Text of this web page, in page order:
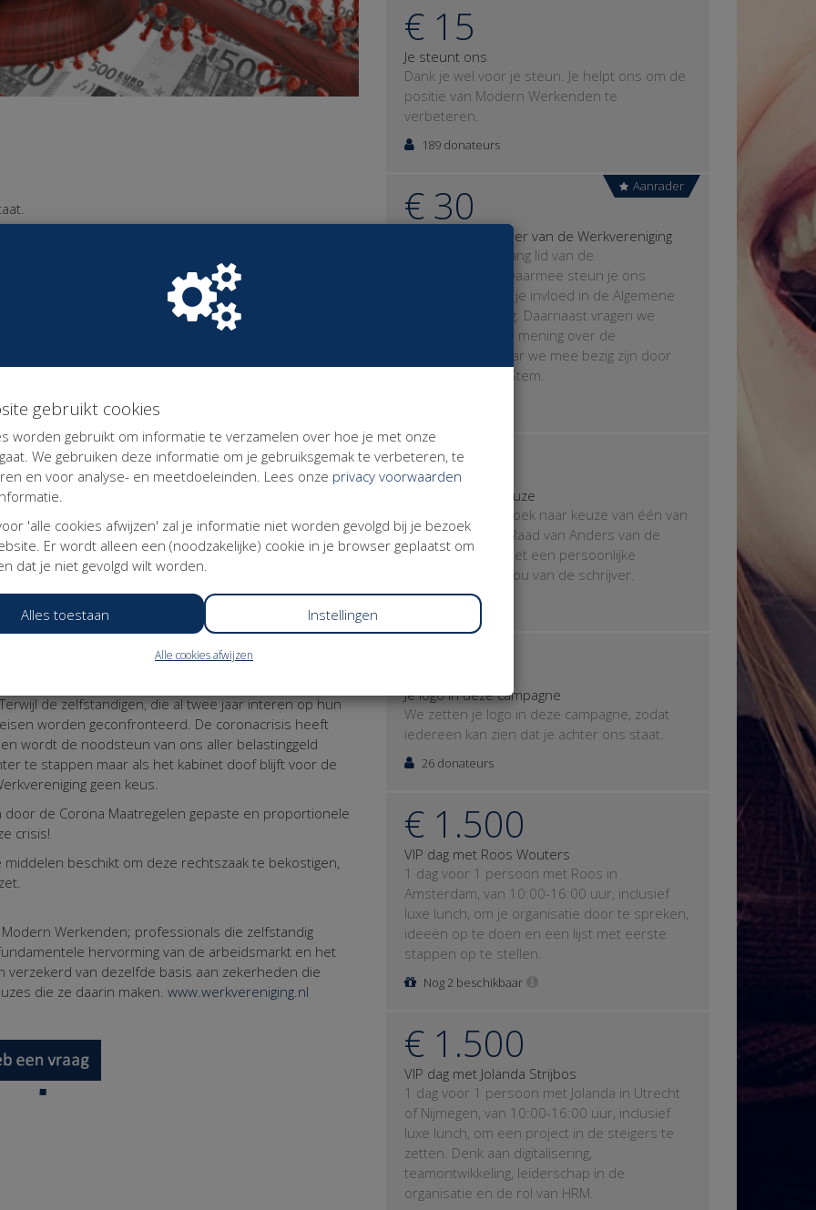
worden getroffen door de corona maatregel.
krijgen hun inkomen aangevuld tot maximaal
wordt gegarandeerd tot 3x modaal. Dit is
is en de noodsteun van ons aller
begin van de coronacrisis een nieuwe regeling op te
komen voor noodsteun als ze hun
tot 3x modaal uitbetalen (ruim een ton per
zonder personeel) geen nieuwe regeling opgetuigd.
(Bbz-light), is deze gebaseerd op een versoepelde
tot bijstandsniveau waarbij het inkomen van
jaar voor alleenstaanden en 18.000 per jaar voor
lasten
dat het kabinet er door middel van deze
werkenden op basis van de contractvorm te
smalste schouders de zwaarste lasten dragen.
gekozen om de NOW intact te laten en de eisen
de zelfstandigen, die al twee jaar interen op hun
worden geconfronteerd. De coronacrisis heeft
wordt de noodsteun van ons aller belastinggeld
te stappen maar als het kabinet doof blijft voor de
geen keus.
de Corona Maatregelen gepaste en proportionele
crisis!
beschikt om deze rechtszaak te bekostigen,
Werkenden; professionals die zelfstandig
hervorming van de arbeidsmarkt en het
verzekerd van dezelfde basis aan zekerheden die
die ze daarin maken. www.werkvereniging.nl
€ 15
Je steunt ons
Dank je wel voor je steun. Je helpt ons om de
positie van Modern Werkenden te
verbeteren.
189 donateurs
Aanrader
€ 30
Je wordt deelnemer van de Werkvereniging
Je bent een jaar lang lid van de
Werkvereniging. Daarmee steun je ons
financieel en heb je invloed in de Algemene
Ledenvergadering. Daarnaast vragen we
regelmatig naar je mening over de
onderwerpen waar we mee bezig zijn door
middel van Jouw Stem.
€ 75
Een boek naar keuze
Je ontvangt een boek naar keuze van één van
de leden van de Raad van Anders van de
Werkvereniging met een persoonlijke
boodschap voor jou van de schrijver.
21 donateurs
Je logo in deze campagne
We zetten je logo in deze campagne, zodat
iedereen kan zien dat je achter ons staat.
26 donateurs
€ 1.500
VIP dag met Roos Wouters
1 dag voor 1 persoon met Roos in
Amsterdam, van 10:00-16:00 uur, inclusief
luxe lunch, om je organisatie door te spreken,
ideeën op te doen en een lijst met eerste
stappen op te stellen.
Nog 2 beschikbaar
€ 1.500
VIP dag met Jolanda Strijbos
1 dag voor 1 persoon met Jolanda in Utrecht
of Nijmegen, van 10:00-16:00 uur, inclusief
luxe lunch, om een project in de steigers te
zetten. Denk aan digitalisering,
teamontwikkeling, leiderschap in de
organisatie en de rol van HRM.
gebruikt cookies
worden gebruikt om informatie te verzamelen over hoe je met onze
We gebruiken deze informatie om je gebruiksgemak te verbeteren, te
en voor analyse- en meetdoeleinden. Lees onze privacy voorwaarden
'alle cookies afwijzen' zal je informatie niet worden gevolgd bij je bezoek
Er wordt alleen een (noodzakelijke) cookie in je browser geplaatst om
dat je niet gevolgd wilt worden.
Alles toestaan Instellingen
Alle cookies afwijzen